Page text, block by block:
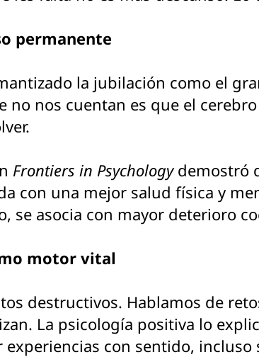
permanente
la jubilación como el
no nos cuentan es que el
Frontiers in Psychologydemostró
con una mejor salud física y
se asocia con mayor deterioro
motor vital
destructivos. Hablamos de
La psicología positiva lo
experiencias con sentido, incluso